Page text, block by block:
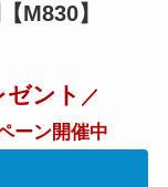
M830】
ント ／
ーン開催中